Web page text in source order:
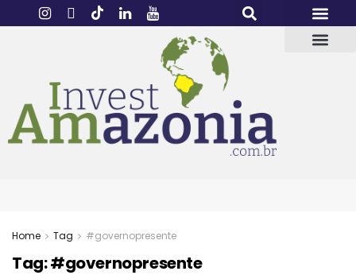
Home Tag #governopresente
Tag:#governopresente